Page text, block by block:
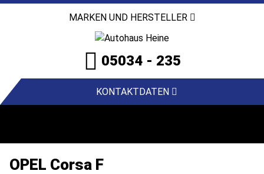
MARKEN UND HERSTELLER
05034 - 235
KONTAKTDATEN
OPEL Corsa F